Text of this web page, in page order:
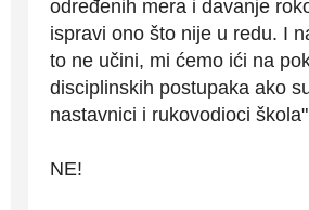
određenih mera i davanje
ispravi ono što nije u redu. I
to ne učini, mi ćemo ići na
disciplinskih postupaka ako
nastavnici i rukovodioci škola"
NE!